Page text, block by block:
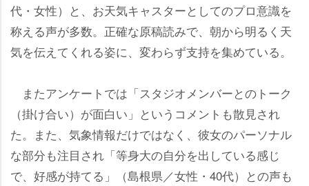
代・女性）と、お天気キャスターとしてのプロ意識を
称える声が多数。正確な原稿読みで、朝から明るく天
気を伝えてくれる姿に、変わらず支持を集めている。
またアンケートでは「スタジオメンバーとのトーク
（掛け合い）が面白い」というコメントも散見され
た。また、気象情報だけではなく、彼女のパーソナル
な部分も注目され「等身大の自分を出している感じ
で、好感が持てる」（島根県／女性・40代）との声も